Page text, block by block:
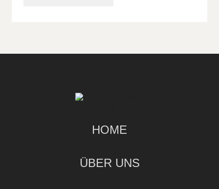
HOME
ÜBER UNS